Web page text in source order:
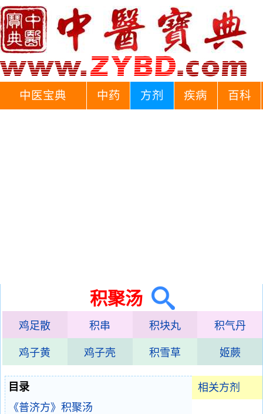
中医宝典 中药 方剂 疾病 百科
积聚汤
鸡足散 积串 积块丸 积气丹
鸡子黄 鸡子壳 积雪草 姬蕨
相关方剂
目录
《普济方》积聚汤